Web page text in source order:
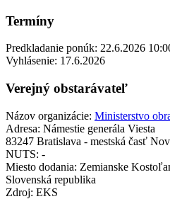
Termíny
Predkladanie ponúk: 22.6.2026
Vyhlásenie: 17.6.2026
Verejný obstarávateľ
Názov organizácie: Ministerstvo
Adresa: Námestie generála Viesta
83247 Bratislava - mestská časť
NUTS: -
Miesto dodania: Zemianske
Slovenská republika
Zdroj: EKS